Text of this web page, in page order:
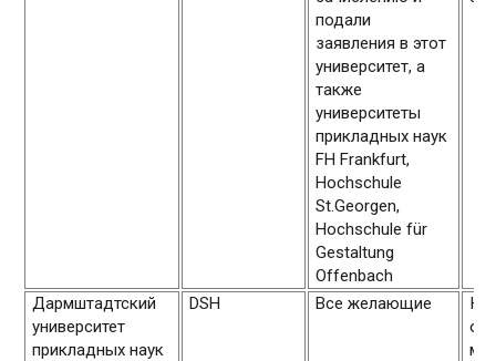
подали
заявления в этот
университет, а
также
университеты
прикладных наук
FH Frankfurt,
Hochschule
St.Georgen,
Hochschule für
Gestaltung
Offenbach
Дармштадтский
университет
прикладных наук
DSH Все желающие